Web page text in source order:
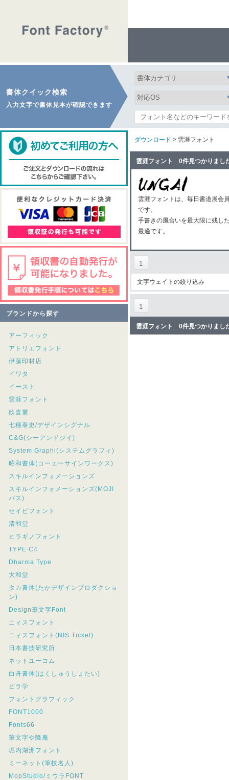
書体クイック検索
入力文字で書体見本が確認できます
ブランドから探す
アーフィック
アトリエフォント
伊藤印材店
イワタ
イースト
雲涯フォント
欣喜堂
七種泰史/デザインシグナル
C&G(シーアンドジイ)
System Graphi(システムグラフィ)
昭和書体(コーエーサインワークス)
スキルインフォメーションズ
スキルインフォメーションズ(MOJI
パス)
セイビフォント
清和堂
ヒラギノフォント
TYPE C4
Dharma Type
大和堂
タカ書体(たかデザインプロダクショ
ン)
Design筆文字Font
ニィスフォント
ニィスフォント(NIS Ticket)
日本書技研究所
ネットユーコム
白舟書体(はくしゅうしょたい)
ビラ学
フォントグラフィック
FONT1000
Fonts66
筆文字や隆庵
堀内湖洲フォント
ミーネット(筆技名人)
MopStudio/ミウラFONT
ダウンロード > 雲涯フォント
雲涯フォント 0件見つかりまし
雲涯フォントは、毎日書道展会
です。
手書きの風合いを最大限に残し
最適です。
1
文字ウェイトの絞り込み
1
雲涯フォント 0件見つかりまし